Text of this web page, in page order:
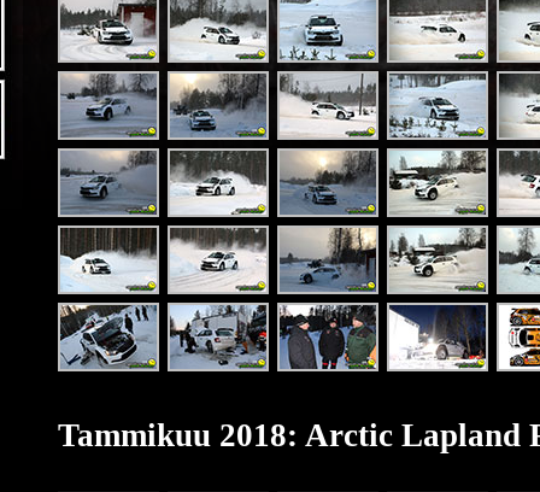
Tammikuu 2018: Arctic Lapland